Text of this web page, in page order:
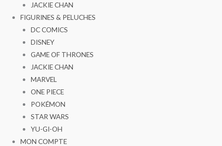
JACKIE CHAN
FIGURINES & PELUCHES
DC COMICS
DISNEY
GAME OF THRONES
JACKIE CHAN
MARVEL
ONE PIECE
POKÉMON
STAR WARS
YU-GI-OH
MON COMPTE